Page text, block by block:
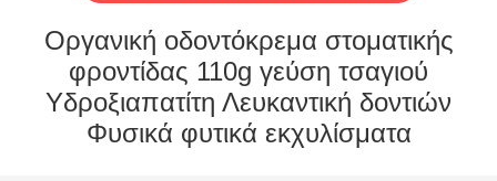
ΓΎΡΟΣ
ΕΡΓΟΣΤΑΣΊΩΝ
ΠΟΙΟΤΙΚΌΣ
Οργανική οδοντόκρεμα στοματικής
φροντίδας 110g γεύση τσαγιού
Υδροξιαπατίτη Λευκαντική δοντιών
Φυσικά φυτικά εκχυλίσματα